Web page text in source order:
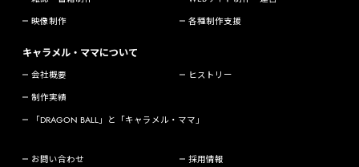
映像制作
各種制作支援
キャラメル・ママについて
会社概要
ヒストリー
制作実績
「DRAGON BALL」と「キャラメル・ママ」
お問い合わせ 採用情報